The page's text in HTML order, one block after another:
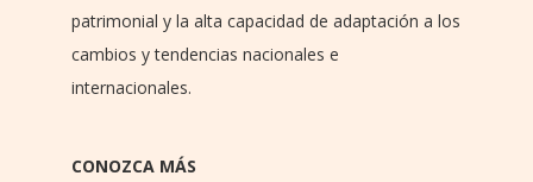
patrimonial y la alta capacidad de adaptación a los
cambios y tendencias nacionales e
internacionales.
CONOZCA MÁS